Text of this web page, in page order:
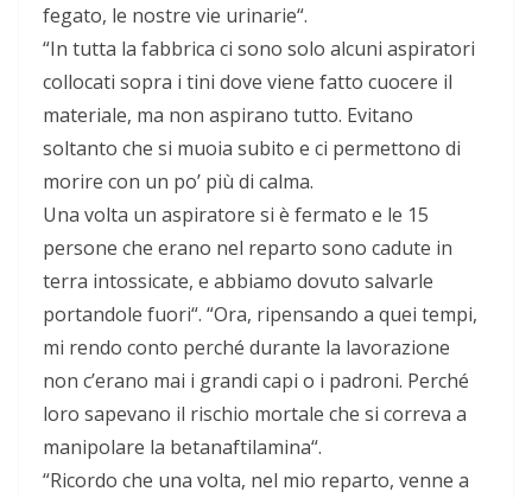
fegato, le nostre vie urinarie“.
“In tutta la fabbrica ci sono solo alcuni aspiratori
collocati sopra i tini dove viene fatto cuocere il
materiale, ma non aspirano tutto. Evitano
soltanto che si muoia subito e ci permettono di
morire con un po’ più di calma.
Una volta un aspiratore si è fermato e le 15
persone che erano nel reparto sono cadute in
terra intossicate, e abbiamo dovuto salvarle
portandole fuori“. “Ora, ripensando a quei tempi,
mi rendo conto perché durante la lavorazione
non c’erano mai i grandi capi o i padroni. Perché
loro sapevano il rischio mortale che si correva a
manipolare la betanaftilamina“.
“Ricordo che una volta, nel mio reparto, venne a